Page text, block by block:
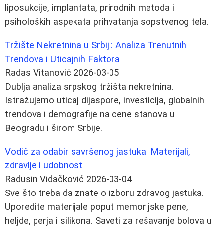
liposukcije, implantata, prirodnih metoda i
psiholoških aspekata prihvatanja sopstvenog tela.
Tržište Nekretnina u Srbiji: Analiza Trenutnih
Trendova i Uticajnih Faktora
Radas Vitanović 2026-03-05
Dublja analiza srpskog tržišta nekretnina.
Istražujemo uticaj dijaspore, investicija, globalnih
trendova i demografije na cene stanova u
Beogradu i širom Srbije.
Vodič za odabir savršenog jastuka: Materijali,
zdravlje i udobnost
Radusin Vidačković 2026-03-04
Sve što treba da znate o izboru zdravog jastuka.
Uporedite materijale poput memorijske pene,
heljde, perja i silikona. Saveti za rešavanje bolova u